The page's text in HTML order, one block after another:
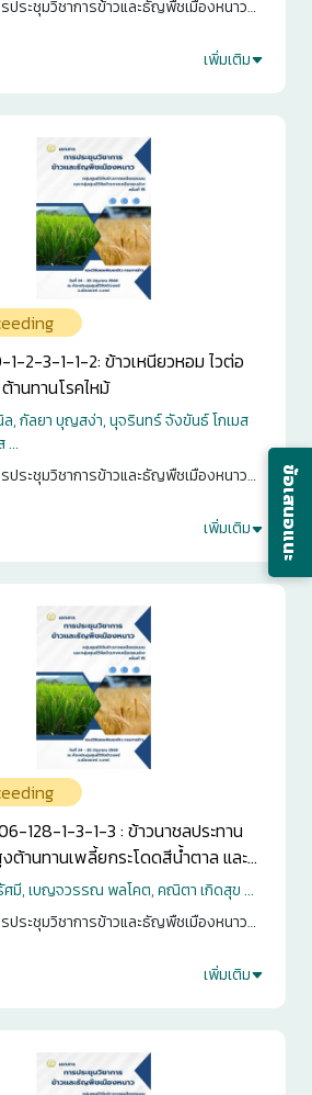
ประชุมวิชาการข้าวและธัญพืชเมืองหนาว
หนือตอนล่าง ครั้งที่ 15. กรุงเทพฯ. 2568. หน้า
เพิ่มเติม
1-2-3-1-1-2: ข้าวเหนียวหอม ไวต่อ
านทานโรคไหม้
, กัลยา บุญสง่า, นุจรินทร์ จังขันธ์ โกเมส
...
ประชุมวิชาการข้าวและธัญพืชเมืองหนาว
หนือตอนล่าง ครั้งที่ 15. กรุงเทพฯ. 2568. หน้า
เพิ่มเติม
128-1-3-1-3 : ข้าวนาชลประทาน
ต้านทานเพลี้ยกระโดดสีน้ำตาล และ
มี, เบญจวรรณ พลโคต, คณิตา เกิดสุข ...
ประชุมวิชาการข้าวและธัญพืชเมืองหนาว
หนือตอนล่าง ครั้งที่ 15. กรุงเทพฯ. 2568. หน้า
เพิ่มเติม
ข้อเสนอแนะ